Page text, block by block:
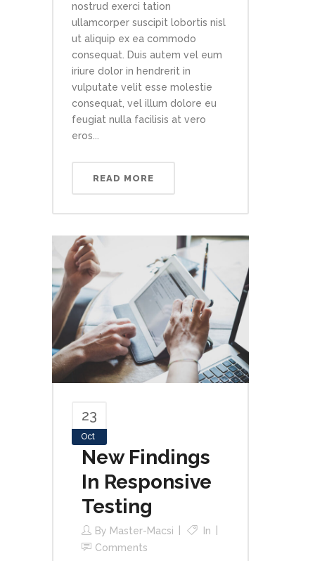
nostrud exerci tation
ullamcorper suscipit lobortis nisl
ut aliquip ex ea commodo
consequat. Duis autem vel eum
iriure dolor in hendrerit in
vulputate velit esse molestie
consequat, vel illum dolore eu
feugiat nulla facilisis at vero
eros...
READ MORE
23
Oct
New Findings
In Responsive
Testing
By Master-Macsi
In
Comments